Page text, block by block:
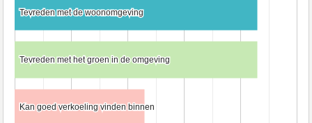
Tevreden met de woonomgeving
Tevreden met de woonomgeving
Tevreden met het groen in de omgeving
Tevreden met het groen in de omgeving
Kan goed verkoeling vinden binnen
Kan goed verkoeling vinden binnen